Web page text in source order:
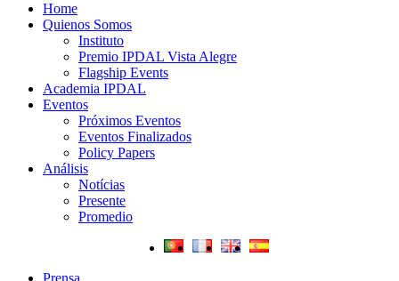
Home
Quienos Somos
Instituto
Premio IPDAL Vista Alegre
Flagship Events
Academia IPDAL
Eventos
Próximos Eventos
Eventos Finalizados
Policy Papers
Análisis
Notícias
Presente
Promedio
Prensa